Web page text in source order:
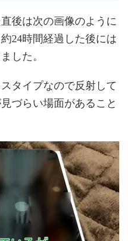
後は次の画像のように
24時間経過した後には
した。
タイプなので反射して
づらい場面があること